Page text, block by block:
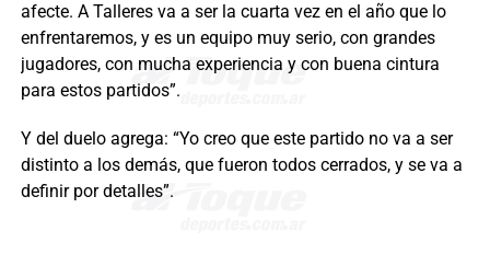
afecte. A Talleres va a ser la cuarta vez en el año que lo
enfrentaremos, y es un equipo muy serio, con grandes
jugadores, con mucha experiencia y con buena cintura
para estos partidos”.
Y del duelo agrega: “Yo creo que este partido no va a ser
distinto a los demás, que fueron todos cerrados, y se va a
definir por detalles”.